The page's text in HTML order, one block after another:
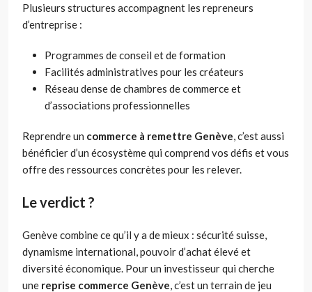
Plusieurs structures accompagnent les repreneurs
d’entreprise :
Programmes de conseil et de formation
Facilités administratives pour les créateurs
Réseau dense de chambres de commerce et
d’associations professionnelles
Reprendre un commerce à remettre Genève , c’est aussi
bénéficier d’un écosystème qui comprend vos défis et vous
offre des ressources concrètes pour les relever.
Le verdict ?
Genève combine ce qu’il y a de mieux : sécurité suisse,
dynamisme international, pouvoir d’achat élevé et
diversité économique. Pour un investisseur qui cherche
une reprise commerce Genève , c’est un terrain de jeu